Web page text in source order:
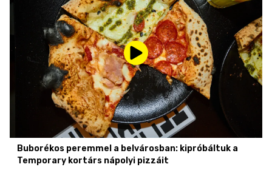
Buborékos peremmel a belvárosban: kipróbáltuk a
Temporary kortárs nápolyi pizzáit